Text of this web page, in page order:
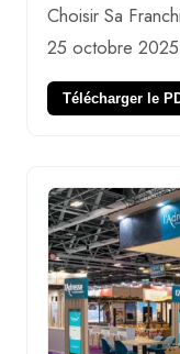
Choisir Sa
25 octobre 2025
Télécharger le